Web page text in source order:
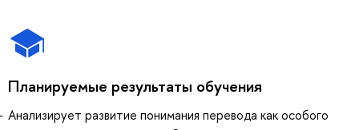
Планируемые результаты обучения
Анализирует развитие понимания перевода как особого